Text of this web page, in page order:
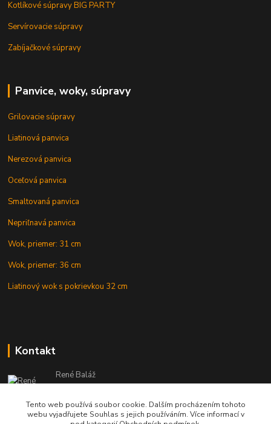
Kotlíkové súpravy BIG PARTY
Servírovacie súpravy
Zabíjačkové súpravy
Panvice, woky, súpravy
Grilovacie súpravy
Liatinová panvica
Nerezová panvica
Oceľová panvica
Smaltovaná panvica
Nepriľnavá panvica
Wok, priemer: 31 cm
Wok, priemer: 36 cm
Liatinový wok s pokrievkou 32 cm
Kontakt
René Baláž
Eshop: +421 902 212 007
od 8:00 - do 16:00 hod
Tento web používá soubor cookie. Dalším procházením tohoto
webu vyjadřujete Souhlas s jejich používáním. Více informací v